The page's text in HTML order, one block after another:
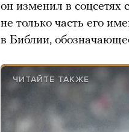
он изменил в соцсетях
не только часть его
в Библии,
ЧИТАЙТЕ ТАКЖЕ